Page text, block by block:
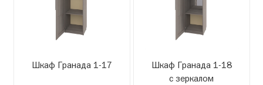
Шкаф Гранада 1-17
Шкаф Гранада 1-18
с зеркалом